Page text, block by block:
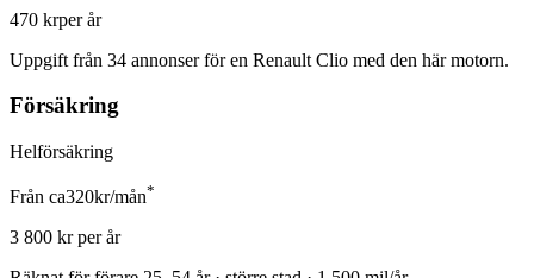
470 krper år
Uppgift från 34 annonser för en Renault Clio med den här motorn.
Försäkring
Helförsäkring
Från ca320kr/mån*
3 800 kr per år